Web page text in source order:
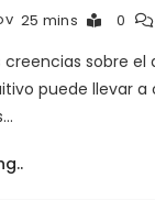
25 mins 0
sobre el
puede llevar